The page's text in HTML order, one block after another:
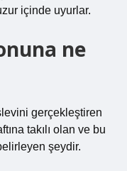
içinde uyurlar.
ne
gerçekleştiren
takılı olan ve bu
şeydir.